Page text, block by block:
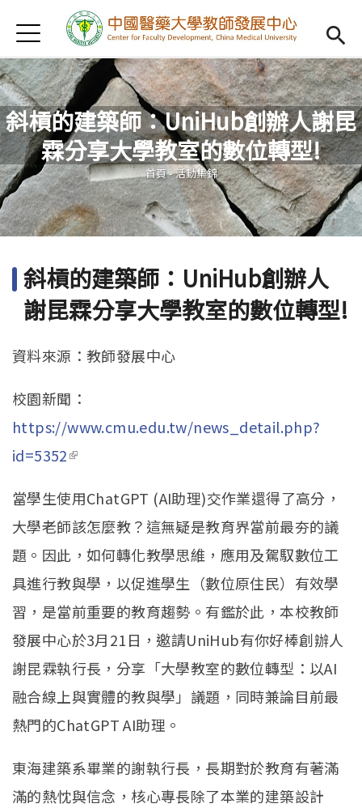
首頁
Open
認識我們
Open
教學研習
Open
新進教師
Open
傑出教授
Open
教師專業社群
Open
借用項目
Jump to Navigation
Jump to Main content
斜槓的建築師：UniHub創辦人謝昆
霖分享大學教室的數位轉型!
您在這裡
首頁-活動集錦
斜槓的建築師：UniHub創辦人
謝昆霖分享大學教室的數位轉型!
資料來源：教師發展中心
校園新聞：
https://www.cmu.edu.tw/news_detail.php?
id=5352(link is external)
當學生使用ChatGPT (AI助理)交作業還得了高分，
大學老師該怎麼教？這無疑是教育界當前最夯的議
題。因此，如何轉化教學思維，應用及駕馭數位工
具進行教與學，以促進學生（數位原住民）有效學
習，是當前重要的教育趨勢。有鑑於此，本校教師
發展中心於3月21日，邀請UniHub有你好棒創辦人
謝昆霖執行長，分享「大學教室的數位轉型：以AI
融合線上與實體的教與學」議題，同時兼論目前最
熱門的ChatGPT AI助理。
東海建築系畢業的謝執行長，長期對於教育有著滿
滿的熱忱與信念，核心專長除了本業的建築設計